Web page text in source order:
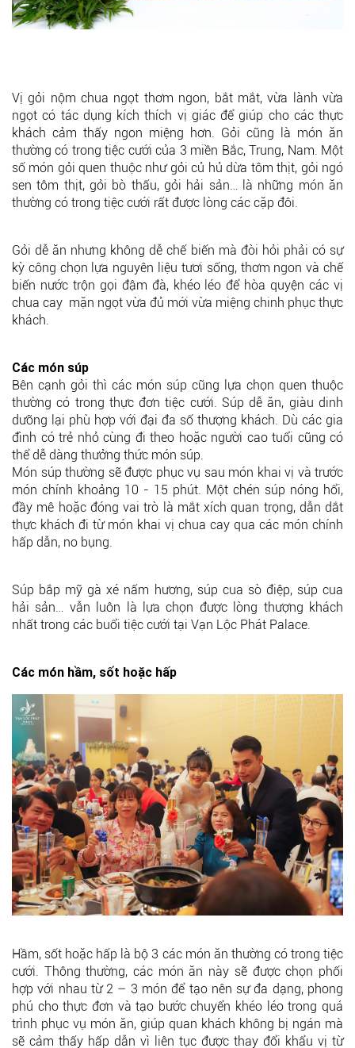
Vị gỏi nộm chua ngọt thơm ngon, bắt mắt, vừa lành vừa
ngọt có tác dụng kích thích vị giác để giúp cho các thực
khách cảm thấy ngon miệng hơn. Gỏi cũng là món ăn
thường có trong tiệc cưới của 3 miền Bắc, Trung, Nam. Một
số món gỏi quen thuộc như gỏi củ hủ dừa tôm thịt, gỏi ngó
sen tôm thịt, gỏi bò thấu, gỏi hải sản… là những món ăn
thường có trong tiệc cưới rất được lòng các cặp đôi.
Gỏi dễ ăn nhưng không dễ chế biến mà đòi hỏi phải có sự
kỳ công chọn lựa nguyên liệu tươi sống, thơm ngon và chế
biến nước trộn gọi đậm đà, khéo léo để hòa quyện các vị
chua cay mặn ngọt vừa đủ mới vừa miệng chinh phục thực
khách.
Các món súp
Bên cạnh gỏi thì các món súp cũng lựa chọn quen thuộc
thường có trong thực đơn tiệc cưới. Súp dễ ăn, giàu dinh
dưỡng lại phù hợp với đại đa số thượng khách. Dù các gia
đình có trẻ nhỏ cùng đi theo hoặc người cao tuổi cũng có
thể dễ dàng thưởng thức món súp.
Món súp thường sẽ được phục vụ sau món khai vị và trước
món chính khoảng 10 - 15 phút. Một chén súp nóng hổi,
đầy mê hoặc đóng vai trò là mắt xích quan trọng, dẫn dắt
thực khách đi từ món khai vị chua cay qua các món chính
hấp dẫn, no bụng.
Súp bắp mỹ gà xé nấm hương, súp cua sò điệp, súp cua
hải sản… vẫn luôn là lựa chọn được lòng thượng khách
nhất trong các buổi tiệc cưới tại Vạn Lộc Phát Palace.
Các món hầm, sốt hoặc hấp
Hầm, sốt hoặc hấp là bộ 3 các món ăn thường có trong tiệc
cưới. Thông thường, các món ăn này sẽ được chọn phối
hợp với nhau từ 2 – 3 món để tạo nên sự đa dạng, phong
phú cho thực đơn và tạo bước chuyển khéo léo trong quá
trình phục vụ món ăn, giúp quan khách không bị ngán mà
sẽ cảm thấy hấp dẫn vì liên tục được thay đổi khẩu vị từ